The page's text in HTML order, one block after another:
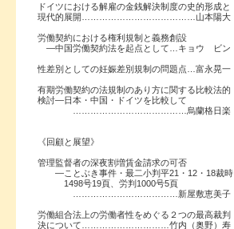
ドイツにおける解雇の金銭解決制度の史的形成と
現代的展開…………………………………山本陽大
労働契約における権利規制と義務創設
―中国労働契約法を起点として…キョウ ビン
性差別としての妊娠差別規制の問題点…富永晃一
有期労働契約の法規制のあり方に関する比較法的
検討―日本・中国・ドイツを比較して
…………………………………烏蘭格日楽
《回顧と展望》
管理監督者の深夜割増賃金請求の可否
―ことぶき事件・最二小判平21・12・18裁時
1498号19頁、労判1000号5頁
………………………………新屋敷恵美子
労働組合法上の労働者性をめぐる２つの最高裁判
決について…………………………竹内（奥野）寿